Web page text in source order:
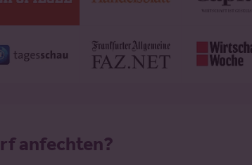
anfechten?